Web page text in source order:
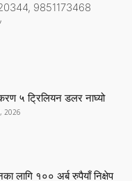
9851173468
५ ट्रिलियन डलर नाघ्यो
2026
लागि १०० अर्ब रुपैयाँ निक्षेप